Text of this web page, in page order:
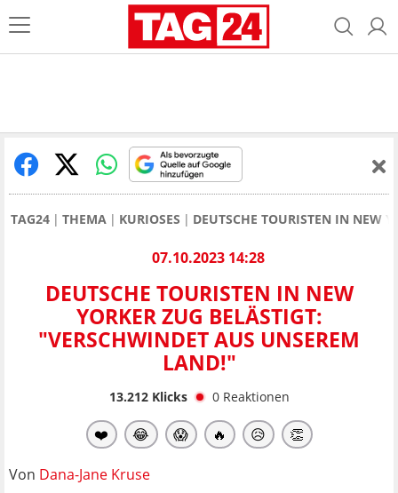
TAG24 THEMA KURIOSES DEUTSCHE TOURISTEN IN NEW
07.10.2023 14:28
DEUTSCHE TOURISTEN IN NEW
YORKER ZUG BELÄSTIGT:
"VERSCHWINDET AUS UNSEREM
LAND!"
13.212Klicks 0 Reaktionen
❤️ 😂 😱 🔥 😥 👏
Von Dana-Jane Kruse